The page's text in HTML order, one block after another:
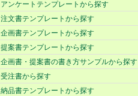
アンケートテンプレートから探す
注文書テンプレートから探す
企画書テンプレートから探す
提案書テンプレートから探す
企画書・提案書の書き方サンプルから探す
受注書から探す
納品書テンプレートから探す